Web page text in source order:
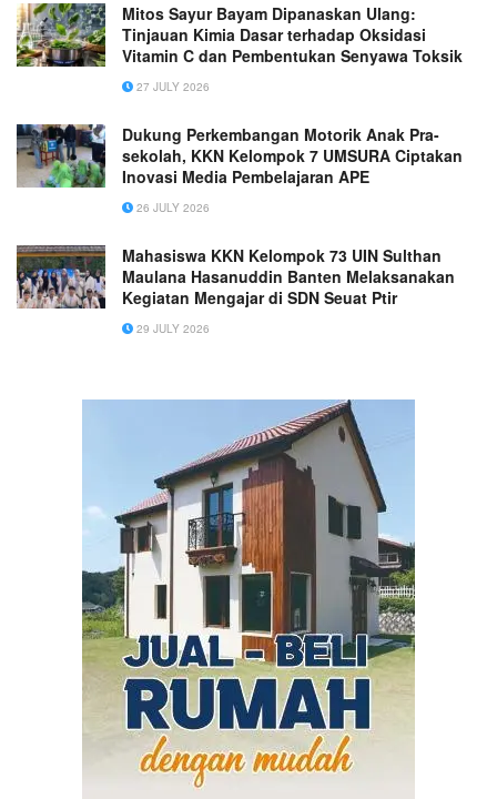
Mitos Sayur Bayam Dipanaskan Ulang:
Tinjauan Kimia Dasar terhadap Oksidasi
Vitamin C dan Pembentukan Senyawa Toksik
27 JULY 2026
Dukung Perkembangan Motorik Anak Pra-
sekolah, KKN Kelompok 7 UMSURA Ciptakan
Inovasi Media Pembelajaran APE
26 JULY 2026
Mahasiswa KKN Kelompok 73 UIN Sulthan
Maulana Hasanuddin Banten Melaksanakan
Kegiatan Mengajar di SDN Seuat Ptir
29 JULY 2026